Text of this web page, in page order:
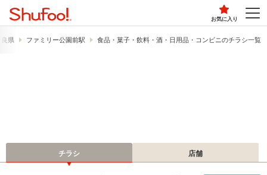
お気に入り
良県 ファミリー公園前駅 食品・菓子・飲料・酒・日用品・コンビニのチラシ一覧
チラシ 店舗